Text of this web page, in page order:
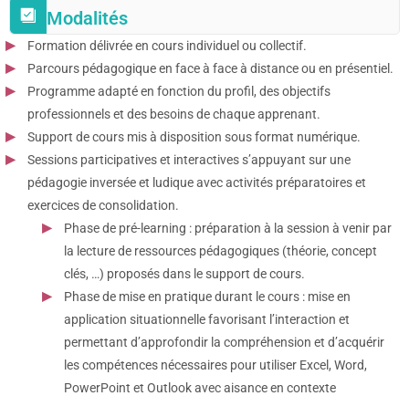
Modalités
Formation délivrée en cours individuel ou collectif.
Parcours pédagogique en face à face à distance ou en présentiel.
Programme adapté en fonction du profil, des objectifs
professionnels et des besoins de chaque apprenant.
Support de cours mis à disposition sous format numérique.
Sessions participatives et interactives s’appuyant sur une
pédagogie inversée et ludique avec activités préparatoires et
exercices de consolidation.
Phase de pré-learning : préparation à la session à venir par
la lecture de ressources pédagogiques (théorie, concept
clés, …) proposés dans le support de cours.
Phase de mise en pratique durant le cours : mise en
application situationnelle favorisant l’interaction et
permettant d’approfondir la compréhension et d’acquérir
les compétences nécessaires pour utiliser Excel, Word,
PowerPoint et Outlook avec aisance en contexte